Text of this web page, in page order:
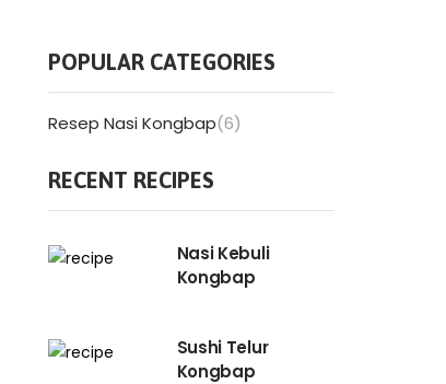
POPULAR CATEGORIES
Resep Nasi Kongbap(6)
RECENT RECIPES
Nasi Kebuli
Kongbap
Sushi Telur
Kongbap